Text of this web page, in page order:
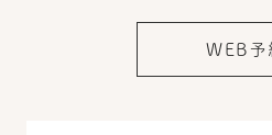
WEB予